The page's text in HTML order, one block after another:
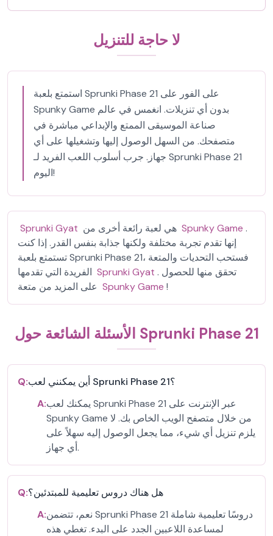
لا حاجة للتنزيل
استمتع بلعبة Sprunki Phase 21 على الفور على
Spunky Game بدون أي تنزيلات. انغمس في عالم
صناعة الموسيقى الممتع والإبداعي مباشرة في
متصفحك. من السهل الوصول إليها وتشغيلها على أي
جهاز. جرب أسلوب اللعب الفريد لـ Sprunki Phase 21
اليوم!
Sprunki Gyat Spunky Game .
إنها تقدم تجربة مختلفة ولكنها جذابة بنفس القدر. إذا كنت
تستمتع بلعبة Sprunki Phase 21، فستحب التحديات والمتعة
Sprunki Gyat . تحقق منها للحصول
Spunky Game !
الأسئلة الشائعة حول Sprunki Phase 21
Q:
أين يمكنني لعب Sprunki Phase 21؟
A:يمكنك لعب Sprunki Phase 21 عبر الإنترنت على
Spunky Game من خلال متصفح الويب الخاص بك. لا
يلزم تنزيل أي شيء، مما يجعل الوصول إليه سهلاً على
أي جهاز.
Q:هل هناك دروس تعليمية للمبتدئين؟
A:نعم، تتضمن Sprunki Phase 21 دروسًا تعليمية شاملة
لمساعدة اللاعبين الجدد على البدء. تغطي هذه